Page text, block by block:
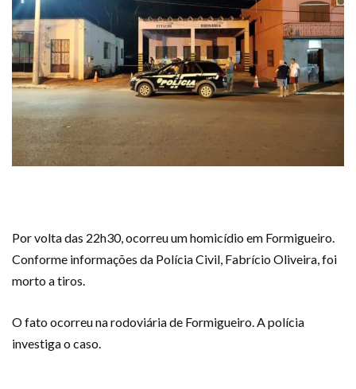
Por volta das 22h30, ocorreu um homicídio em Formigueiro.
Conforme informações da Polícia Civil, Fabrício Oliveira, foi
morto a tiros.
O fato ocorreu na rodoviária de Formigueiro. A polícia
investiga o caso.